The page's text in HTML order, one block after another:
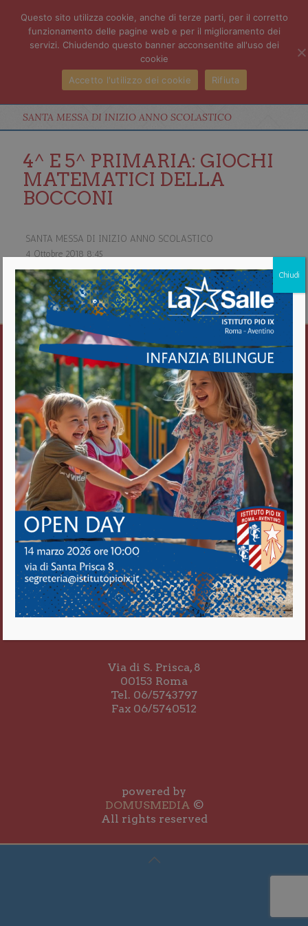
SANTA MESSA DI INIZIO ANNO SCOLASTICO
4^ E 5^ PRIMARIA: GIOCHI
MATEMATICI DELLA
BOCCONI
SANTA MESSA DI INIZIO ANNO SCOLASTICO
4 Ottobre 2018 8:45
about SANTA MESSA DI INIZIO ANNO SCOLASTICO
Vedi il calendario completo
Istituto Pio IX
Roma Aventino
Fratelli delle Scuole Cristiane
Via di S. Prisca, 8
00153 Roma
Tel. 06/5743797
Fax 06/5740512
powered by
DOMUSMEDIA ©
All rights reserved
Chiudi
Questo sito utilizza cookie, anche di terze parti, per il corretto
funzionamento delle pagine web e per il miglioramento dei
servizi. Chiudendo questo banner acconsentite all'uso dei
cookie
Accetto l'utilizzo dei cookie
Rifiuta